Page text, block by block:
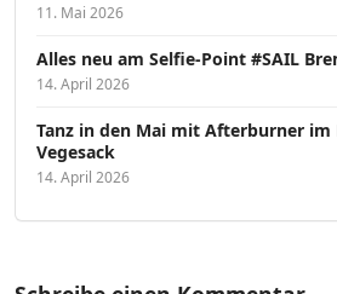
11. Mai 2026
Alles neu am Selfie-Point #SAIL
14. April 2026
Tanz in den Mai mit Afterburner
Vegesack
14. April 2026